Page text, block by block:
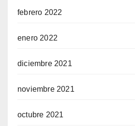
febrero 2022
enero 2022
diciembre 2021
noviembre 2021
octubre 2021